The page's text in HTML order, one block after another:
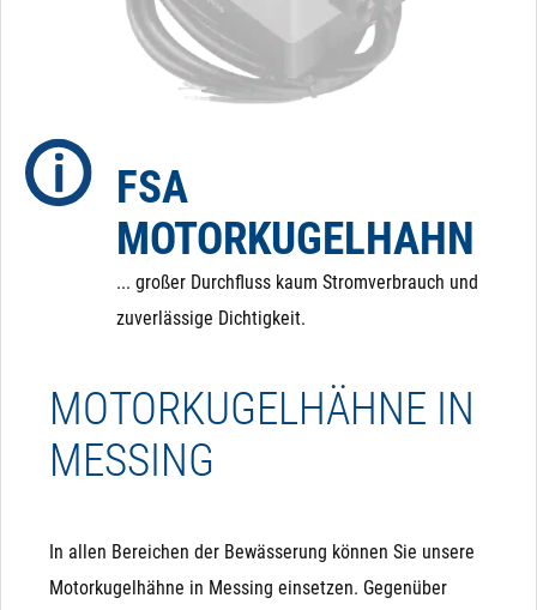
Ursprungszustand zurückschalten. Dafür haben wir
eine eigenes Zusatzmodul entwickelt, das dafür sorgt,
dass der Kugelhahn im Falle eines Stromausfalls in
eine definierte Position zurückfährt.
FSA
MOTORKUGELHAHN
... großer Durchfluss kaum Stromverbrauch und
zuverlässige Dichtigkeit.
MOTORKUGELHÄHNE IN
MESSING
In allen Bereichen der Bewässerung können Sie unsere
Motorkugelhähne in Messing einsetzen. Gegenüber